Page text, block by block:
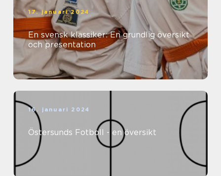
17. januari 2024
En svensk klassiker: En grundlig översikt
och presentation
16. januari 2024
Östersunds Fotboll - en översikt